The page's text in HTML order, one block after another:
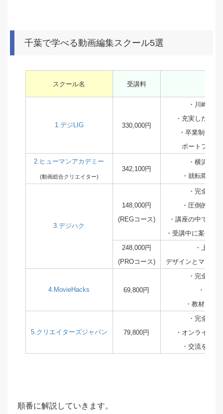
千葉で学べる動画編集スクール5選
スクール名 受講料
1.デジLIG 330,000円
・川崎市
・充実した設
・卒業制作で
ポートフォリ
2.ヒューマンアカデミー
(動画総合クリエイター)
342,100円
・横浜市
・就転職サ
3.デジハク
148,000円
(REGコース)
・完全オ
・圧倒的な
・講座の中でポ
・受講中に案件を
248,000円
(PROコース)
・上記
デザインとマーケ
4.MovieHacks 69,800円
・完全オ
・コス
・教材が分
5.クリエイターズジャパン 79,800円
・完全オ
・オンライン
・交流を重
順番に解説していきます。